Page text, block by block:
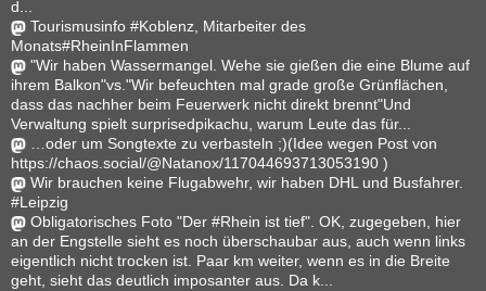
d...
Tourismusinfo #Koblenz, Mitarbeiter des
Monats#RheinInFlammen
"Wir haben Wassermangel. Wehe sie gießen die eine Blume auf
ihrem Balkon"vs."Wir befeuchten mal grade große Grünflächen,
dass das nachher beim Feuerwerk nicht direkt brennt"Und
Verwaltung spielt surprisedpikachu, warum Leute das für...
…oder um Songtexte zu verbasteln ;)(Idee wegen Post von
https://chaos.social/@Natanox/117044693713053190 )
Wir brauchen keine Flugabwehr, wir haben DHL und Busfahrer.
#Leipzig
Obligatorisches Foto "Der #Rhein ist tief". OK, zugegeben, hier
an der Engstelle sieht es noch überschaubar aus, auch wenn links
eigentlich nicht trocken ist. Paar km weiter, wenn es in die Breite
geht, sieht das deutlich imposanter aus. Da k...